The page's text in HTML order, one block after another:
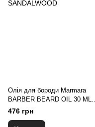
Олія для бороди Marmara
BARBER BEARD OIL 30 ML
SANDALWOOD
476 грн